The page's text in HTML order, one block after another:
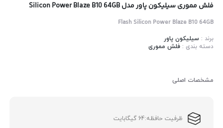
فلش مموری سیلیکون پاور مدل Silicon Power Blaze B10 64GB
Flash Silicon Power Blaze B10 64GB
برند :سیلیکون پاور
دسته بندی :فلش مموری
مشخصات اصلی
ظرفیت حافظه:64 گیگابایت